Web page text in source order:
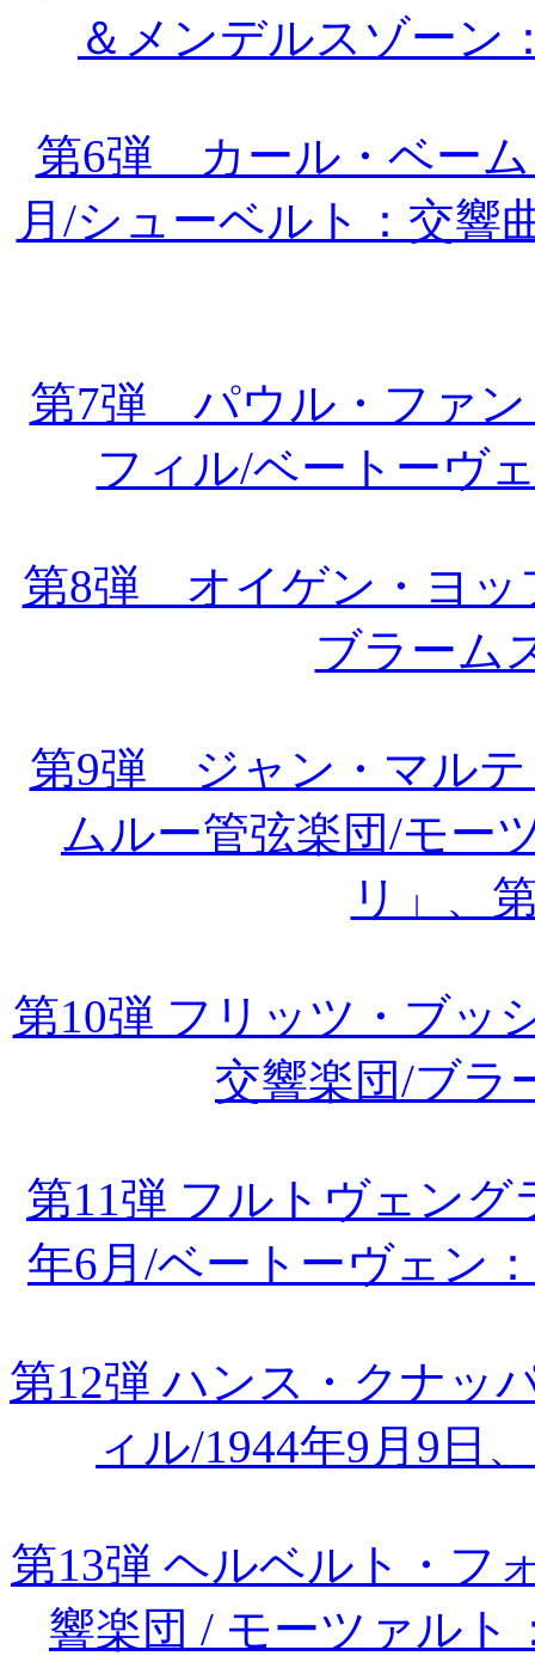
＆メンデルスゾーン
第6弾 カール・ベーム
月/シューベルト：交響
第7弾 パウル・ファン
フィル/ベートーヴ
第8弾 オイゲン・ヨッ
ブラーム
第9弾 ジャン・マルテ
ムルー管弦楽団/モー
リ」、
第10弾 フリッツ・ブッ
交響楽団/ブラ
第11弾 フルトヴェング
年6月/ベートーヴェン
第12弾 ハンス・クナッ
ィル/1944年9月9日
第13弾 ヘルベルト・フ
響楽団 / モーツァルト